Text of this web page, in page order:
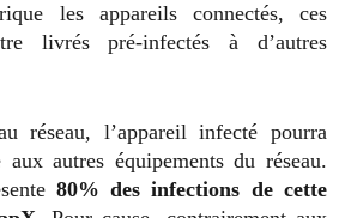
les appareils connectés, ces
livrés pré-infectés à d’autres
réseau, l’appareil infecté pourra
autres équipements du réseau.
80% des infections de cette